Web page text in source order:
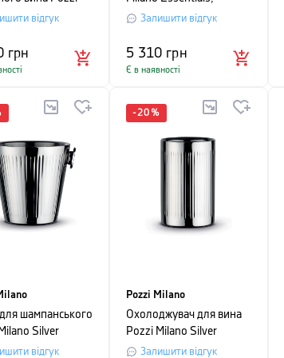
Cru, об’єм
відгук
грн
40×30×3 см,
візерунком
Залишити відгук
5 310 грн
Є в наявності
шампанського
Silver
висота 23 см,
відгук
-20 %
Pozzi Milano
Охолоджувач для вина
Pozzi Milano Silver
Nights, висота 19 см,
Залишити відгук